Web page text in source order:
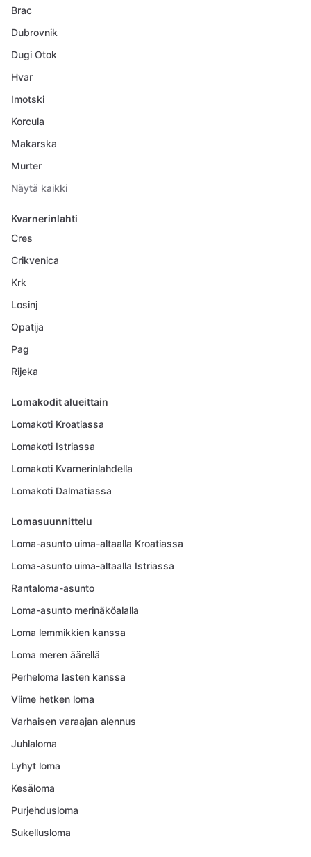
Brac
Dubrovnik
Dugi Otok
Hvar
Imotski
Korcula
Makarska
Murter
Näytä kaikki
Kvarnerinlahti
Cres
Crikvenica
Krk
Losinj
Opatija
Pag
Rijeka
Lomakodit alueittain
Lomakoti Kroatiassa
Lomakoti Istriassa
Lomakoti Kvarnerinlahdella
Lomakoti Dalmatiassa
Lomasuunnittelu
Loma-asunto uima-altaalla Kroatiassa
Loma-asunto uima-altaalla Istriassa
Rantaloma-asunto
Loma-asunto merinäköalalla
Loma lemmikkien kanssa
Loma meren äärellä
Perheloma lasten kanssa
Viime hetken loma
Varhaisen varaajan alennus
Juhlaloma
Lyhyt loma
Kesäloma
Purjehdusloma
Sukellusloma